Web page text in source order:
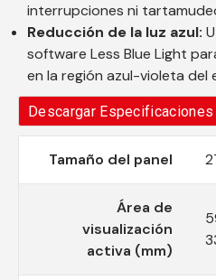
interrupciones ni
Reducción de la luz azul:
software Less Blue Light
en la región azul-violeta del
Descargar Especificaciones
Tamaño del panel
Área de
visualización
activa (mm)